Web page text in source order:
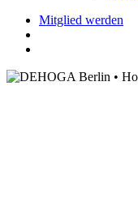
Mitglied werden